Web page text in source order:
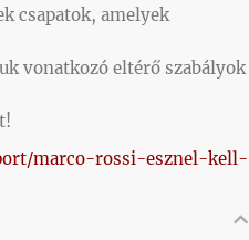
csapatok, amelyek
vonatkozó eltérő szabályok
marco-rossi-esznel-kell-